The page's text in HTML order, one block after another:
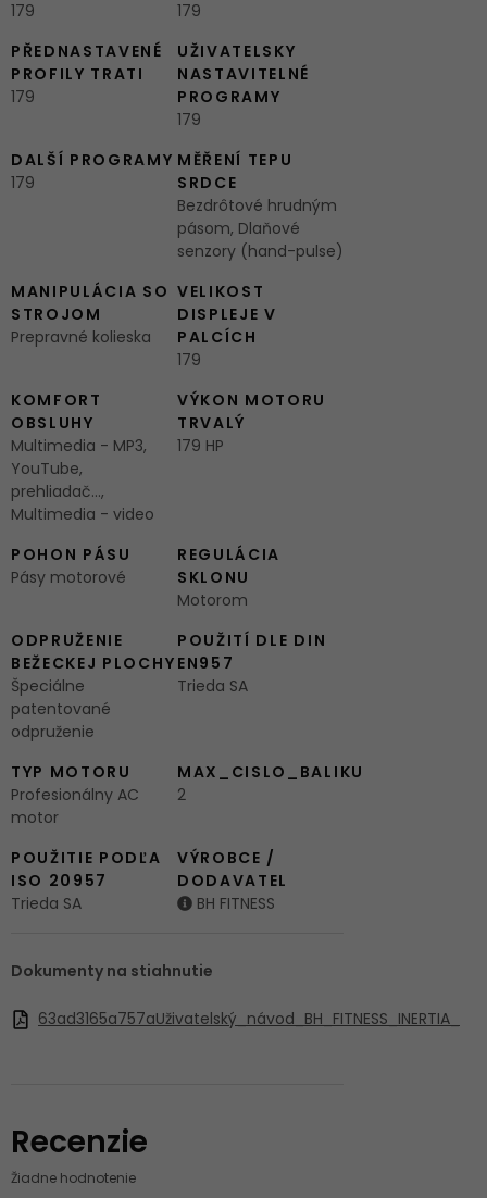
179
179
PŘEDNASTAVENÉ
PROFILY TRATI
179
UŽIVATELSKY
NASTAVITELNÉ
PROGRAMY
179
DALŠÍ PROGRAMY
179
MĚŘENÍ TEPU
SRDCE
Bezdrôtové hrudným
pásom, Dlaňové
senzory (hand-pulse)
MANIPULÁCIA SO
STROJOM
Prepravné kolieska
VELIKOST
DISPLEJE V
PALCÍCH
179
KOMFORT
OBSLUHY
Multimedia - MP3,
YouTube,
prehliadač...,
Multimedia - video
VÝKON MOTORU
TRVALÝ
179 HP
POHON PÁSU
Pásy motorové
REGULÁCIA
SKLONU
Motorom
ODPRUŽENIE
BEŽECKEJ PLOCHY
Špeciálne
patentované
odpruženie
POUŽITÍ DLE DIN
EN957
Trieda SA
TYP MOTORU
Profesionálny AC
motor
MAX_CISLO_BALIKU
2
POUŽITIE PODĽA
ISO 20957
Trieda SA
VÝROBCE /
DODAVATEL
BH FITNESS
Dokumenty na stiahnutie
63ad3165a757aUživatelský_návod_BH_FITNESS_INERTIA_
Recenzie
Žiadne hodnotenie